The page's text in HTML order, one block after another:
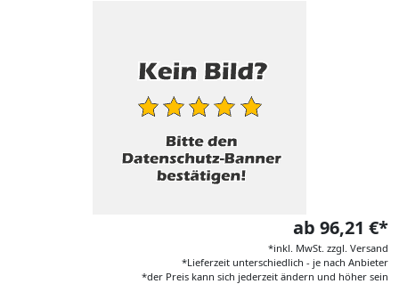
ab 96,21 €*
*inkl. MwSt. zzgl. Versand
*Lieferzeit unterschiedlich - je nach Anbieter
*der Preis kann sich jederzeit ändern und höher sein